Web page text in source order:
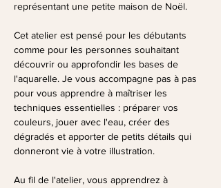
représentant une petite maison de Noël.
Cet atelier est pensé pour les débutants
comme pour les personnes souhaitant
découvrir ou approfondir les bases de
l'aquarelle. Je vous accompagne pas à pas
pour vous apprendre à maîtriser les
techniques essentielles : préparer vos
couleurs, jouer avec l'eau, créer des
dégradés et apporter de petits détails qui
donneront vie à votre illustration.
Au fil de l'atelier, vous apprendrez à